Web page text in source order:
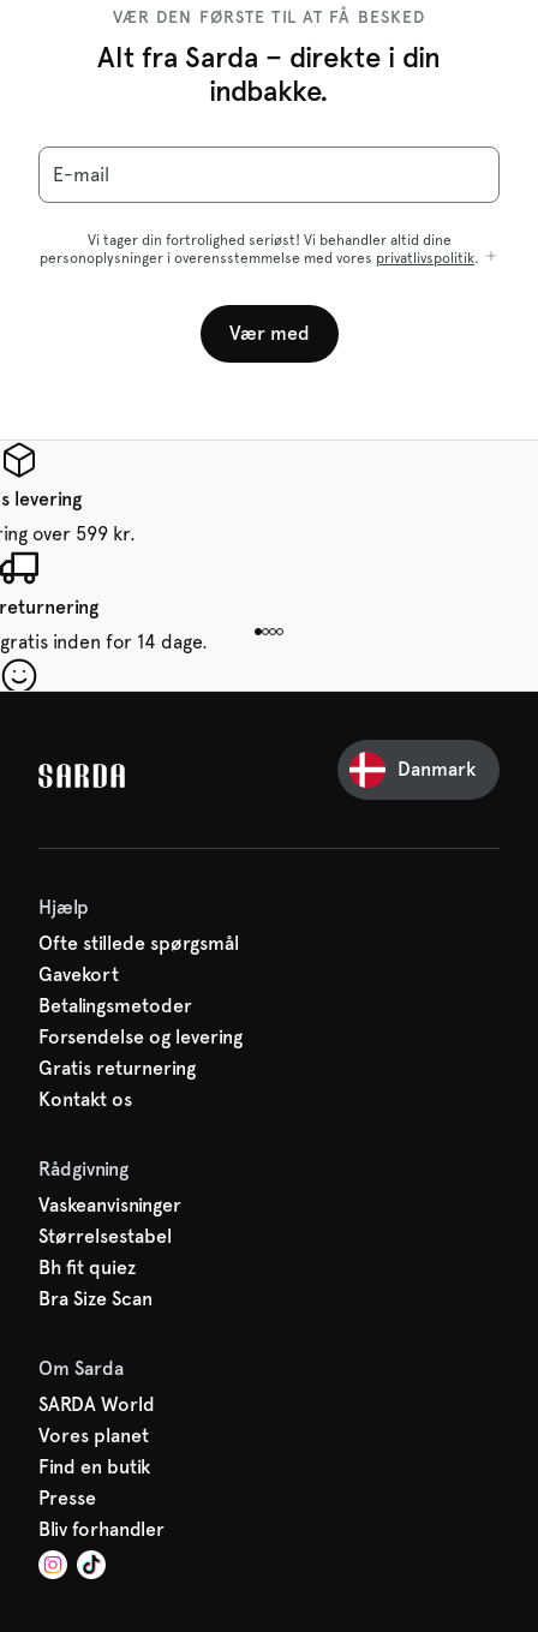
VÆR DEN FØRSTE TIL AT FÅ BESKED
Alt fra Sarda – direkte i din
indbakke.
E-mail
Vi tager din fortrolighed seriøst! Vi behandler altid dine
personoplysninger i overensstemmelse med vores privatlivspolitik.
Vær med
levering
over 599 kr.
inden for 14 dage.
allerede på dig!
Danmark
Hjælp
Ofte stillede spørgsmål
Gavekort
Betalingsmetoder
Forsendelse og levering
Gratis returnering
Kontakt os
Rådgivning
Vaskeanvisninger
Størrelsestabel
Bh fit quiez
Bra Size Scan
Om Sarda
SARDA World
Vores planet
Find en butik
Presse
Bliv forhandler